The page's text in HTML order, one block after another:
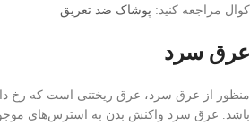
کوال مراجعه کنید: پوشاک ضد تعریق
عرق سرد
منظور از عرق سرد، عرق ریختنی است که رخ
باشد. عرق سرد واکنش بدن به استرس‌های